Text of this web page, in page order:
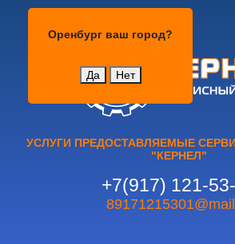
Оренбург ваш город?
Да Нет
УСЛУГИ ПРЕДОСТАВЛЯЕМЫЕ
"КЕРНЕЛ"
+7(917) 121-